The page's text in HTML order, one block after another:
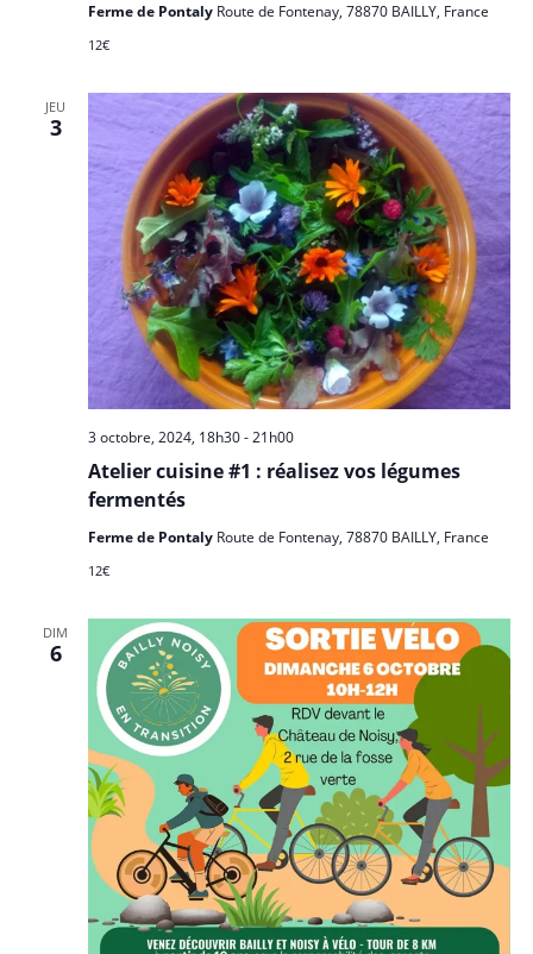
Ferme de Pontaly Route de Fontenay, 78870 BAILLY, France
12€
JEU
3
Atelier cuisine #1 : réalisez vos légumes
fermentés
3 octobre, 2024, 18h30-21h00
Ferme de Pontaly Route de Fontenay, 78870 BAILLY, France
12€
DIM
6